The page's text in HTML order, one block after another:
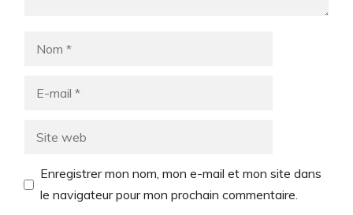
Enregistrer mon nom, mon e-mail et mon site dans
le navigateur pour mon prochain commentaire.